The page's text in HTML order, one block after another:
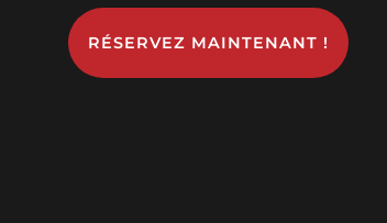
RÉSERVEZ MAINTENANT !